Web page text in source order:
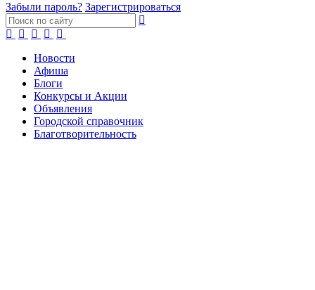
Забыли пароль? Зарегистрироваться
Новости
Афиша
Блоги
Конкурсы и Акции
Объявления
Городской справочник
Благотворительность